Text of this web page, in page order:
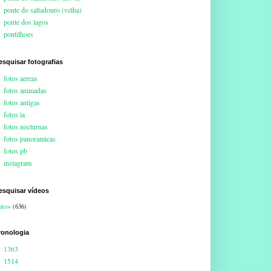
ponte do saltadouro (velha)
ponte dos lagos
pontilhoes
fotografias
fotos aereas
fotos animadas
fotos antigas
fotos ia
fotos nocturnas
fotos panoramicas
fotos pb
instagram
vídeos
(636)
1363
1514